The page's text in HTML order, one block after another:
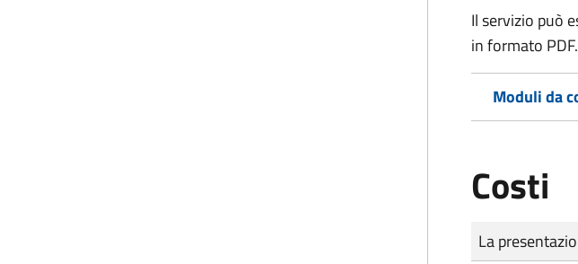
Il servizio può
in formato PDF.
Moduli da
Costi
Tipo di
Importo
La